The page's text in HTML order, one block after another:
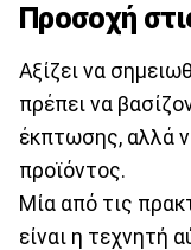
Προσοχή
Αξίζει να
πρέπει να
έκπτωσης, αλλά
προϊόντος.
Μία από τις
είναι η τεχνητή